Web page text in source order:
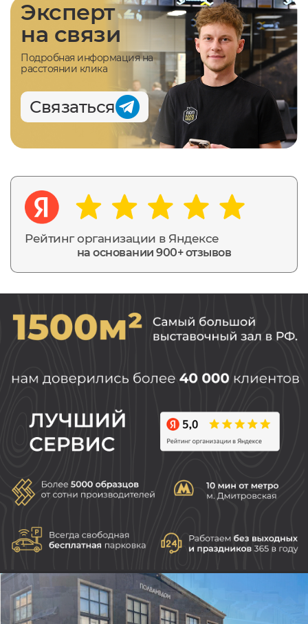
Рейтинг организации в Яндексе
на основании 900+ отзывов
Эксперт
на связи
Подробная информация на
расстоянии клика
Связаться